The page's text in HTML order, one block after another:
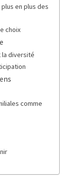
en plus des
choix
la diversité
comme